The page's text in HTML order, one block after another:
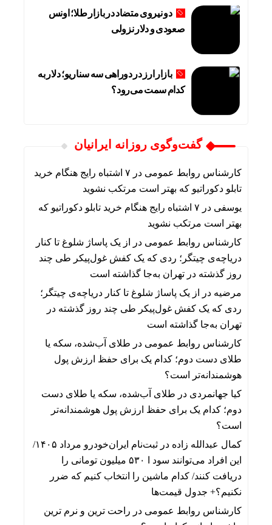
دو نیروی متضاد در بازار طلا؛ اونس
صعودی و دلار نزولی
بازار ارز در دوراهی سه سناریو؛ دلار به
کدام سمت می‌رود؟
گفت‌وگوی روزانه ایرانیان
کارشناس روابط عمومی در
۷ اشتباه رایج هنگام خرید
تابلو دکوراتیو که بهتر است مرتکب نشوید
یوسفی در
۷ اشتباه رایج هنگام خرید تابلو دکوراتیو که
بهتر است مرتکب نشوید
کارشناس روابط عمومی در
از یک پاساژ شلوغ تا کنار
دریاچه‌ی چیتگر؛ ردی که یک کفش غول‌پیکر طی چند
روز گذشته در تهران به‌جا گذاشته است
مرضیه در
از یک پاساژ شلوغ تا کنار دریاچه‌ی چیتگر؛
ردی که یک کفش غول‌پیکر طی چند روز گذشته در
تهران به‌جا گذاشته است
کارشناس روابط عمومی در طلای آب‌شده، سکه یا
طلای دست دوم؛ کدام یک برای حفظ ارزش پول
هوشمندانه‌تر است؟
کیا جهانمردی در طلای آب‌شده، سکه یا طلای دست
دوم؛ کدام یک برای حفظ ارزش پول هوشمندانه‌تر
است؟
کمال عبدالله زاده در
ثبت‌نام ایران‌خودرو مرداد ۱۴۰۵/
این افراد می‌توانند سود ا ۵۳۰ میلیون تومانی را
دریافت کنند/ کدام ماشین را انتخاب کنیم که ضرر
نکنیم؟+ جدول قیمت‌ها
کارشناس روابط عمومی در راحت ترین و نرم ترین